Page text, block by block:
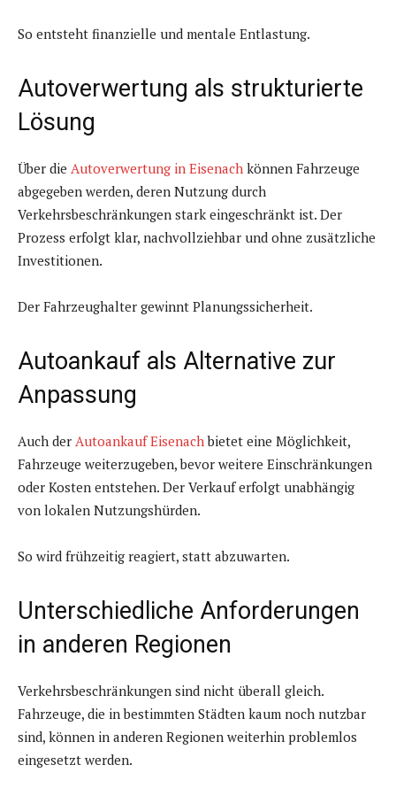
So entsteht finanzielle und mentale Entlastung.
Autoverwertung als strukturierte
Lösung
Über die Autoverwertung in Eisenach können Fahrzeuge
abgegeben werden, deren Nutzung durch
Verkehrsbeschränkungen stark eingeschränkt ist. Der
Prozess erfolgt klar, nachvollziehbar und ohne zusätzliche
Investitionen.
Der Fahrzeughalter gewinnt Planungssicherheit.
Autoankauf als Alternative zur
Anpassung
Auch der Autoankauf Eisenachbietet eine Möglichkeit,
Fahrzeuge weiterzugeben, bevor weitere Einschränkungen
oder Kosten entstehen. Der Verkauf erfolgt unabhängig
von lokalen Nutzungshürden.
So wird frühzeitig reagiert, statt abzuwarten.
Unterschiedliche Anforderungen
in anderen Regionen
Verkehrsbeschränkungen sind nicht überall gleich.
Fahrzeuge, die in bestimmten Städten kaum noch nutzbar
sind, können in anderen Regionen weiterhin problemlos
eingesetzt werden.